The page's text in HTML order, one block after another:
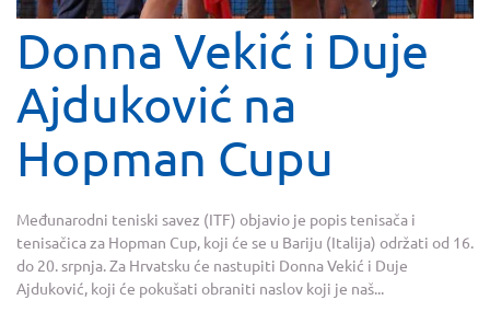
Donna Vekić i Duje
Ajduković na
Hopman Cupu
Međunarodni teniski savez (ITF) objavio je popis tenisača i
tenisačica za Hopman Cup, koji će se u Bariju (Italija) održati od 16.
do 20. srpnja. Za Hrvatsku će nastupiti Donna Vekić i Duje
Ajduković, koji će pokušati obraniti naslov koji je naš...